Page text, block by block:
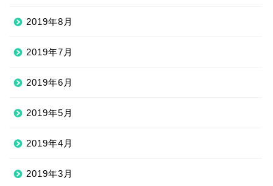
2019年8月
2019年7月
2019年6月
2019年5月
2019年4月
2019年3月